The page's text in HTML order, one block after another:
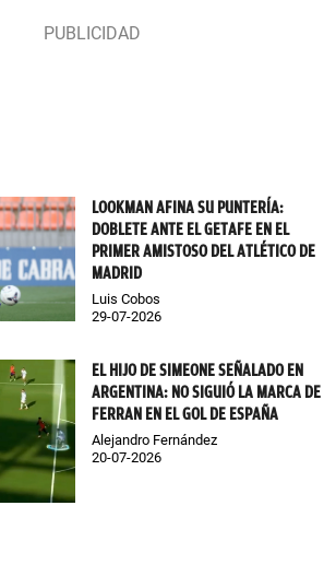
LOOKMAN AFINA SU PUNTERÍA:
DOBLETE ANTE EL GETAFE EN EL
PRIMER AMISTOSO DEL ATLÉTICO DE
MADRID
Luis Cobos
29-07-2026
EL HIJO DE SIMEONE SEÑALADO EN
ARGENTINA: NO SIGUIÓ LA MARCA DE
FERRAN EN EL GOL DE ESPAÑA
Alejandro Fernández
20-07-2026